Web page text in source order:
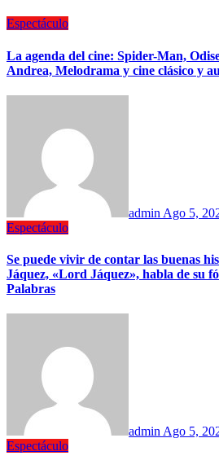
Espectáculo
La agenda del cine: Spider-Man,
Andrea, Melodrama y cine clásico y
admin Ago 5,
Espectáculo
Se puede vivir de contar las buenas
Jáquez, «Lord Jáquez», habla de su
Palabras
adminAgo 5,
Espectáculo